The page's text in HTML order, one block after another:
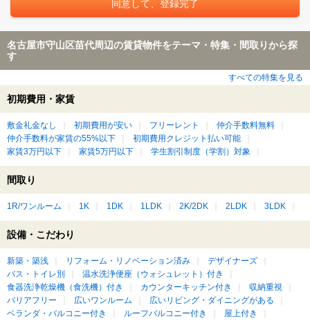
名古屋市守山区苗代周辺の賃貸物件をテーマ・特集・間取りから探
す
すべての特集を見る
初期費用・家賃
敷金礼金なし 初期費用が安い フリーレント
仲介手数料無料
仲介手数料が家賃の55%以下
初期費用クレジット払い可能
家賃3万円以下
家賃5万円以下 学生割引制度（学割）対象
間取り
1R/ワンルーム 1K 1DK 1LDK 2K/2DK 2LDK 3LDK
設備・こだわり
新築・築浅 リフォーム・リノベーション済み
デザイナーズ
バス・トイレ別
温水洗浄便座（ウォシュレット）付き
食器洗浄乾燥機（食洗機）付き
カウンターキッチン付き
収納重視
バリアフリー
広いワンルーム
広いリビング・ダイニングがある
ベランダ・バルコニー付き
ルーフバルコニー付き
屋上付き